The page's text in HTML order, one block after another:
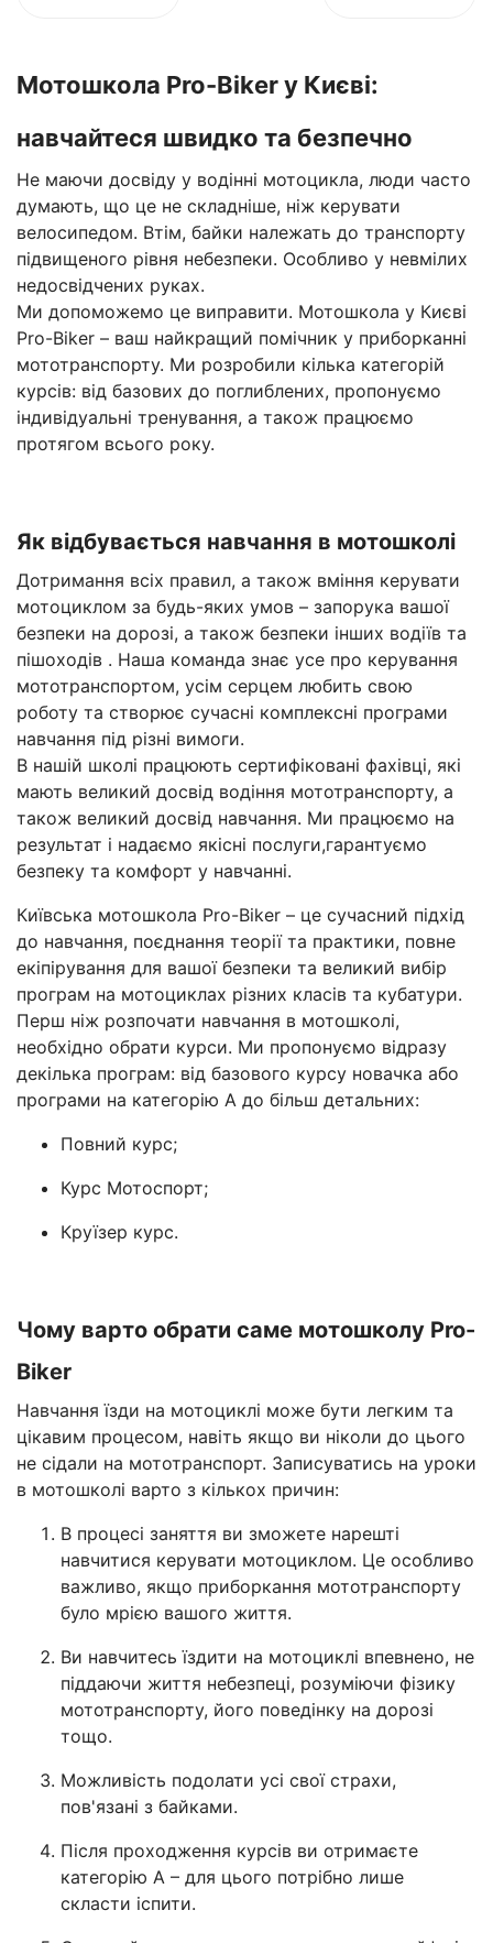
Мотошкола Pro-Biker у Києві:
навчайтеся швидко та безпечно
Не маючи досвіду у водінні мотоцикла, люди часто
думають, що це не складніше, ніж керувати
велосипедом. Втім, байки належать до транспорту
підвищеного рівня небезпеки. Особливо у невмілих
недосвідчених руках.
Ми допоможемо це виправити. Мотошкола у Києві
Pro-Biker – ваш найкращий помічник у приборканні
мототранспорту. Ми розробили кілька категорій
курсів: від базових до поглиблених, пропонуємо
індивідуальні тренування, а також працюємо
протягом всього року.
Як відбувається навчання в мотошколі
Дотримання всіх правил, а також вміння керувати
мотоциклом за будь-яких умов – запорука вашої
безпеки на дорозі, а також безпеки інших водіїв та
пішоходів . Наша команда знає усе про керування
мототранспортом, усім серцем любить свою
роботу та створює сучасні комплексні програми
навчання під різні вимоги.
В нашій школі працюють сертифіковані фахівці, які
мають великий досвід водіння мототранспорту, а
також великий досвід навчання. Ми працюємо на
результат і надаємо якісні послуги,гарантуємо
безпеку та комфорт у навчанні.
Київська мотошкола Pro-Biker – це сучасний підхід
до навчання, поєднання теорії та практики, повне
екіпірування для вашої безпеки та великий вибір
програм на мотоциклах різних класів та кубатури.
Перш ніж розпочати навчання в мотошколі,
необхідно обрати курси. Ми пропонуємо відразу
декілька програм: від базового курсу новачка або
програми на категорію А до більш детальних:
Повний курс;
Курс Мотоспорт;
Круїзер курс.
Чому варто обрати саме мотошколу Pro-
Biker
Навчання їзди на мотоциклі може бути легким та
цікавим процесом, навіть якщо ви ніколи до цього
не сідали на мототранспорт. Записуватись на уроки
в мотошколі варто з кількох причин:
В процесі заняття ви зможете нарешті
навчитися керувати мотоциклом. Це особливо
важливо, якщо приборкання мототранспорту
було мрією вашого життя.
Ви навчитесь їздити на мотоциклі впевнено, не
піддаючи життя небезпеці, розуміючи фізику
мототранспорту, його поведінку на дорозі
тощо.
Можливість подолати усі свої страхи,
пов'язані з байками.
Після проходження курсів ви отримаєте
категорію А – для цього потрібно лише
скласти іспити.